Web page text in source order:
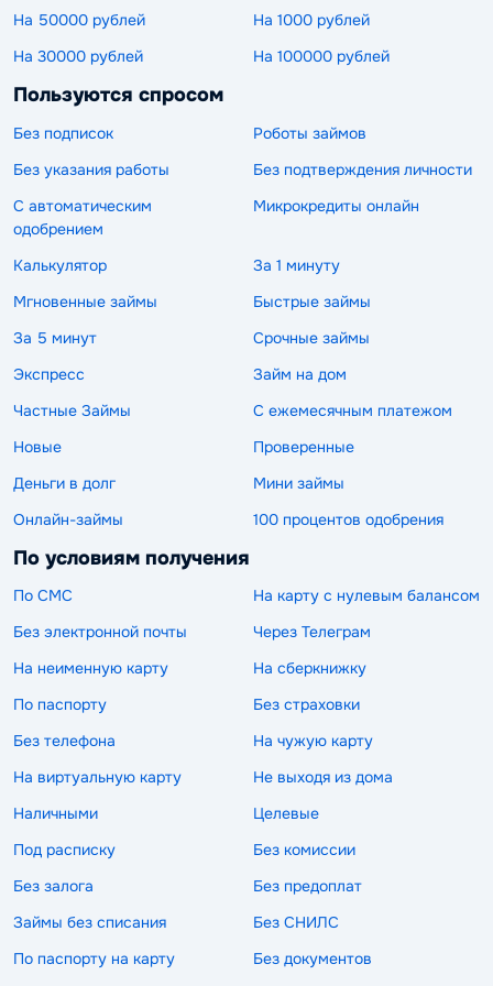
На 50000 рублей
На 1000 рублей
На 30000 рублей
На 100000 рублей
Пользуются спросом
Без подписок
Роботы займов
Без указания работы
Без подтверждения личности
С автоматическим
одобрением
Микрокредиты онлайн
Калькулятор
За 1 минуту
Мгновенные займы
Быстрые займы
За 5 минут
Срочные займы
Экспресс
Займ на дом
Частные Займы
С ежемесячным платежом
Новые
Проверенные
Деньги в долг
Мини займы
Онлайн-займы
100 процентов одобрения
По условиям получения
По СМС
На карту с нулевым балансом
Без электронной почты
Через Телеграм
На неименную карту
На сберкнижку
По паспорту
Без страховки
Без телефона
На чужую карту
На виртуальную карту
Не выходя из дома
Наличными
Целевые
Под расписку
Без комиссии
Без залога
Без предоплат
Займы без списания
Без СНИЛС
По паспорту на карту
Без документов